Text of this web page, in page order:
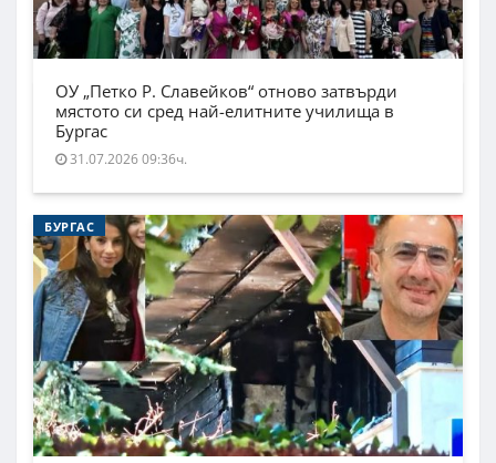
ОУ „Петко Р. Славейков“ отново затвърди
мястото си сред най-елитните училища в
Бургас
31.07.2026 09:36ч.
БУРГАС